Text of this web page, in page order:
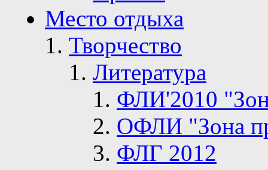
Место отдыха
Творчество
Литература
ФЛИ'2010
ОФЛИ "Зона
ФЛГ 2012